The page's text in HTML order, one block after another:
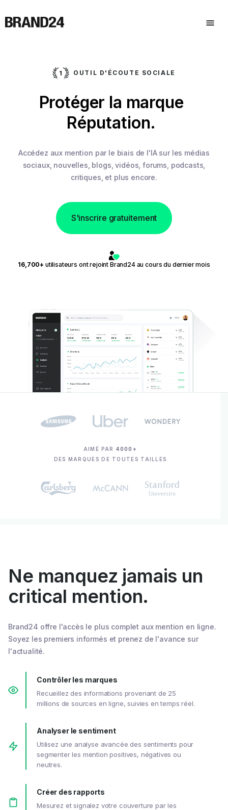
OUTIL D'ÉCOUTE SOCIALE
Protéger la marque
Réputation.
.
Accédez aux mention par le biais de l'IA sur les médias
sociaux, nouvelles, blogs, vidéos, forums, podcasts,
critiques, et plus encore.
S'inscrire gratuitement
16,700+ utilisateurs ont rejoint Brand24 au cours du dernier mois
AIMÉ PAR 4000+
DES MARQUES DE TOUTES TAILLES
Ne manquez jamais un
critical mention.
Brand24 offre l'accès le plus complet aux mention en ligne.
Soyez les premiers informés et prenez de l'avance sur
l'actualité.
Contrôler les marques
Recueillez des informations provenant de 25
millions de sources en ligne, suivies en temps réel.
Analyser le sentiment
Utilisez une analyse avancée des sentiments pour
segmenter les mention positives, négatives ou
neutres.
Créer des rapports
Mesurez et signalez votre couverture par les